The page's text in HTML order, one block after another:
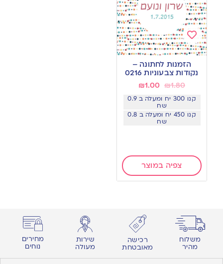
Add
to
wishlist
הזמנות לחתונה –
נקודות צבעוניות 0216
₪1.80
₪1.00
קנו 300 יח ומעלה ב 0.9
שח
קנו 450 יח ומעלה ב 0.8
שח
צפיה במוצר
משלוח
מהיר
רכישה
מאובטחת
שירות
מעולה
מחירים
נוחים